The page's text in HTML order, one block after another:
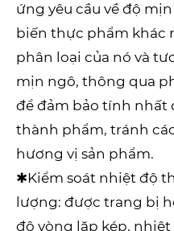
ứng yêu cầu về độ
biến thực phẩm khác
phân loại của nó và
mịn ngô, thông qua
để đảm bảo tính nhất
thành phẩm, tránh
hương vị sản phẩm.
✱Kiểm soát nhiệt độ
lượng: được trang bị
độ vòng lặp kép,